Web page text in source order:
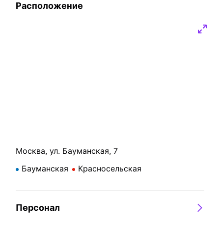
2шт. Микшерный
Ноутбук
(есть кликер).
Световое
Расположение
Москва, ул. Бауманская, 7
Бауманская
Красносельская
Персонал